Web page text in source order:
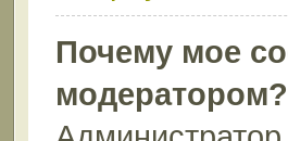
Почему мое
модератором?